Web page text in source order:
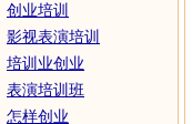
创业培训
影视表演培训
培训业创业
表演培训班
怎样创业